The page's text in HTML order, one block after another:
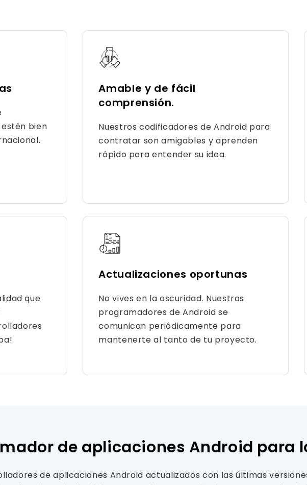
bien
Amable y de fácil
comprensión.
Nuestros codificadores de Android para
contratar son amigables y aprenden
rápido para entender su idea.
que
Actualizaciones oportunas
No vives en la oscuridad. Nuestros
programadores de Android se
comunican periódicamente para
mantenerte al tanto de tu proyecto.
de aplicaciones Android para
de aplicaciones Android actualizados con las últimas